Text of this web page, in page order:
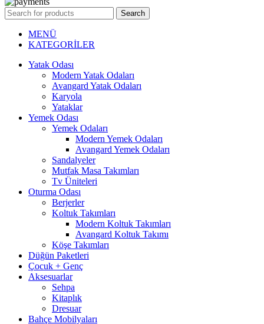
Search
MENÜ
KATEGORİLER
Yatak Odası
Modern Yatak Odaları
Avangard Yatak Odaları
Karyola
Yataklar
Yemek Odası
Yemek Odaları
Modern Yemek Odaları
Avangard Yemek Odaları
Sandalyeler
Mutfak Masa Takımları
Tv Üniteleri
Oturma Odası
Berjerler
Koltuk Takımları
Modern Koltuk Takımları
Avangard Koltuk Takımı
Köşe Takımları
Düğün Paketleri
Çocuk + Genç
Aksesuarlar
Sehpa
Kitaplık
Dresuar
Bahçe Mobilyaları